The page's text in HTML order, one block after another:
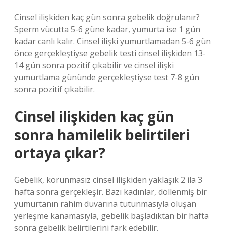
Cinsel ilişkiden kaç gün sonra gebelik doğrulanır?
Sperm vücutta 5-6 güne kadar, yumurta ise 1 gün
kadar canlı kalır. Cinsel ilişki yumurtlamadan 5-6 gün
önce gerçekleştiyse gebelik testi cinsel ilişkiden 13-
14 gün sonra pozitif çıkabilir ve cinsel ilişki
yumurtlama gününde gerçekleştiyse test 7-8 gün
sonra pozitif çıkabilir.
Cinsel ilişkiden kaç gün
sonra hamilelik belirtileri
ortaya çıkar?
Gebelik, korunmasız cinsel ilişkiden yaklaşık 2 ila 3
hafta sonra gerçekleşir. Bazı kadınlar, döllenmiş bir
yumurtanın rahim duvarına tutunmasıyla oluşan
yerleşme kanamasıyla, gebelik başladıktan bir hafta
sonra gebelik belirtilerini fark edebilir.